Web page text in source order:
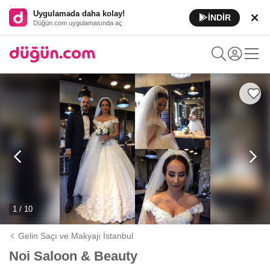
Uygulamada daha kolay!
Düğün.com uygulamasında aç
İNDİR
1 / 10
Gelin Saçı ve Makyajı İstanbul
Noi Saloon & Beauty